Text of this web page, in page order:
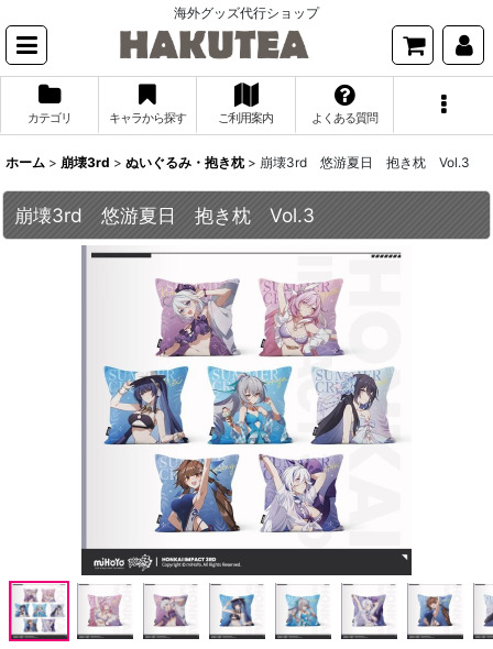
海外グッズ代行ショップ
カテゴリ キャラから探す ご利用案内 よくある質問
ホーム > 崩壊3rd > ぬいぐるみ・抱き枕 > 崩壊3rd 悠游夏日 抱き枕 Vol.3
崩壊3rd 悠游夏日 抱き枕 Vol.3